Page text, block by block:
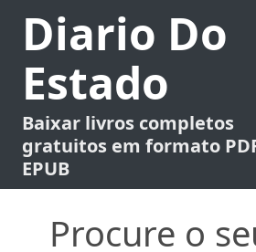
Diario Do
Estado
Baixar livros completos
gratuitos em formato
EPUB
Procure o